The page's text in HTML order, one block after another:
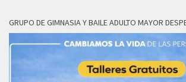
GRUPO DE GIMNASIA Y BAILE ADULTO MAYOR